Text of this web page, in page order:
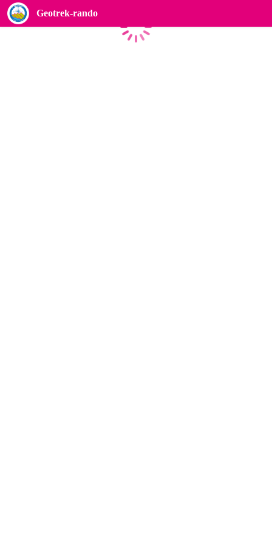
Geotrek-rando
Caricamento